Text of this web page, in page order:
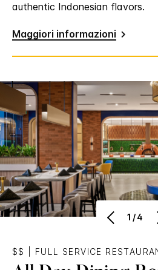
authentic Indonesian flavors.
Maggiori informazioni
1/4
$$ FULL SERVICE